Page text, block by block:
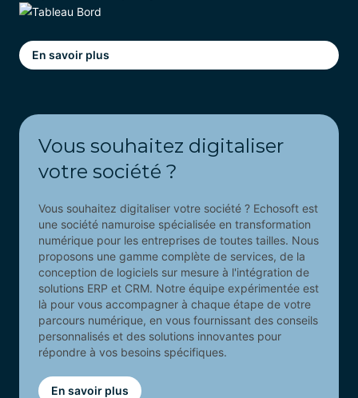
En savoir plus
Vous souhaitez digitaliser
votre société ?
Vous souhaitez digitaliser votre société ? Echosoft est
une société namuroise spécialisée en transformation
numérique pour les entreprises de toutes tailles. Nous
proposons une gamme complète de services, de la
conception de logiciels sur mesure à l'intégration de
solutions ERP et CRM. Notre équipe expérimentée est
là pour vous accompagner à chaque étape de votre
parcours numérique, en vous fournissant des conseils
personnalisés et des solutions innovantes pour
répondre à vos besoins spécifiques.
En savoir plus